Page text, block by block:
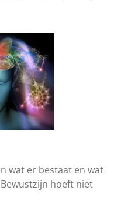
wat er bestaat en wat
hoeft niet